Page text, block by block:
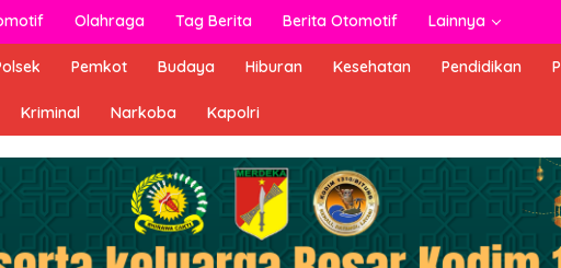
Olahraga Tag Berita Berita Otomotif Lainnya
Pemkot Budaya Hiburan Kesehatan Pendidikan
Kriminal Narkoba Kapolri